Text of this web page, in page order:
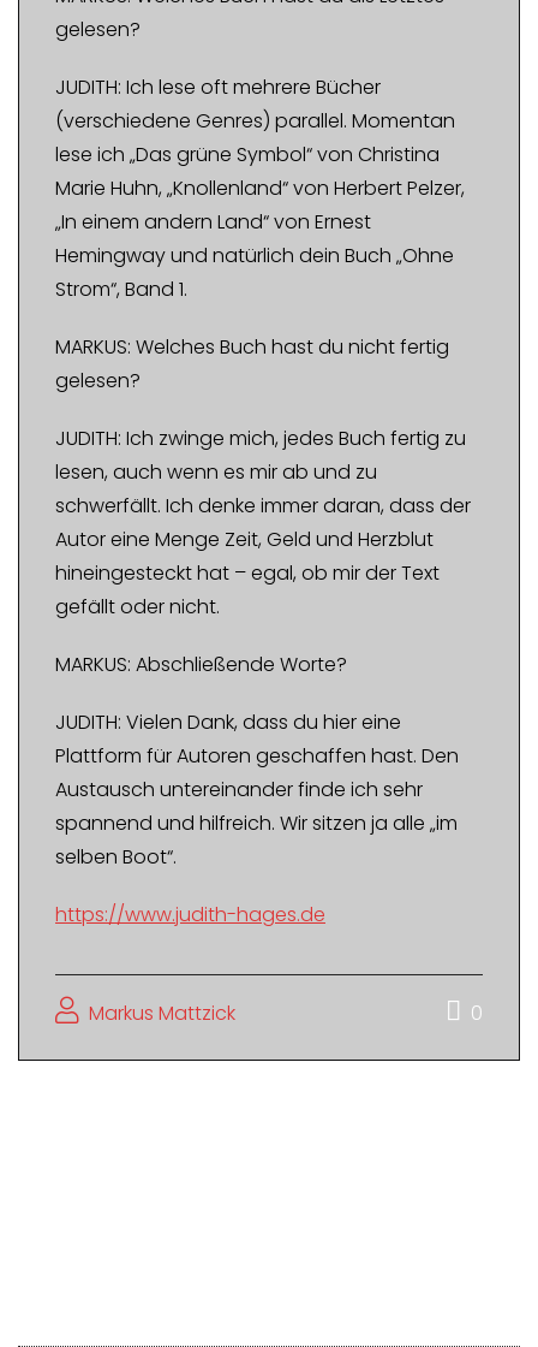
gelesen?
JUDITH: Ich lese oft mehrere Bücher
(verschiedene Genres) parallel. Momentan
lese ich „Das grüne Symbol“ von Christina
Marie Huhn, „Knollenland“ von Herbert Pelzer,
„In einem andern Land“ von Ernest
Hemingway und natürlich dein Buch „Ohne
Strom“, Band 1.
MARKUS: Welches Buch hast du nicht fertig
gelesen?
JUDITH: Ich zwinge mich, jedes Buch fertig zu
lesen, auch wenn es mir ab und zu
schwerfällt. Ich denke immer daran, dass der
Autor eine Menge Zeit, Geld und Herzblut
hineingesteckt hat – egal, ob mir der Text
gefällt oder nicht.
MARKUS: Abschließende Worte?
JUDITH: Vielen Dank, dass du hier eine
Plattform für Autoren geschaffen hast. Den
Austausch untereinander finde ich sehr
spannend und hilfreich. Wir sitzen ja alle „im
selben Boot“.
https://www.judith-hages.de
Markus Mattzick 0
Beitragsnavigation